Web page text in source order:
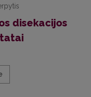
disekacijos